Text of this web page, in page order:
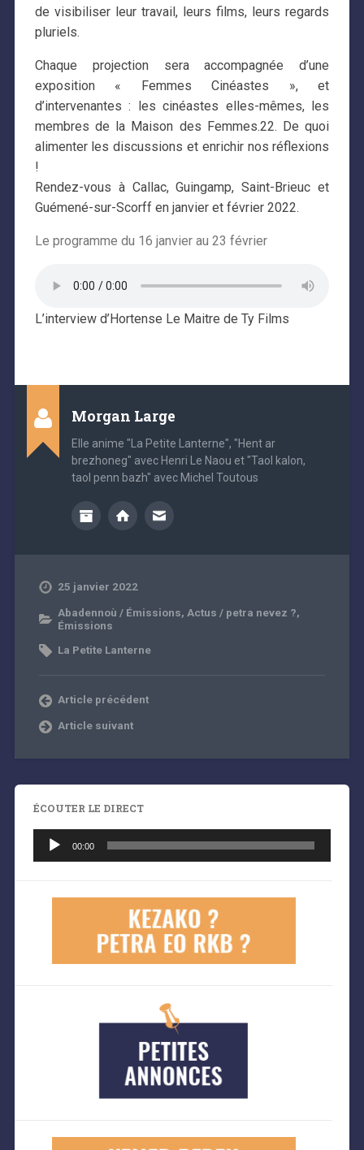
de visibiliser leur travail, leurs films, leurs regards
pluriels.
Chaque projection sera accompagnée d’une
exposition « Femmes Cinéastes », et
d’intervenantes : les cinéastes elles-mêmes, les
membres de la Maison des Femmes.22. De quoi
alimenter les discussions et enrichir nos réflexions
!
Rendez-vous à Callac, Guingamp, Saint-Brieuc et
Guémené-sur-Scorff en janvier et février 2022.
Le programme du 16 janvier au 23 février
L’interview d’Hortense Le Maitre de Ty Films
Morgan Large
Elle anime "La Petite Lanterne", "Hent ar
brezhoneg" avec Henri Le Naou et "Taol kalon,
taol penn bazh" avec Michel Toutous
25 janvier 2022
Abadennoù / Émissions, Actus / petra nevez ?,
Émissions
La Petite Lanterne
Article précédent
Article suivant
ÉCOUTER LE DIRECT
audio
00:00